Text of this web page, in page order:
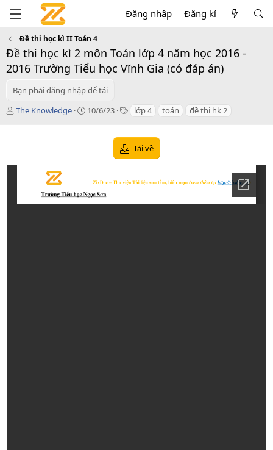
Đăng nhập Đăng kí
Đề thi học kì II Toán 4
Đề thi học kì 2 môn Toán lớp 4 năm học 2016 -
2016 Trường Tiểu học Vĩnh Gia (có đáp án)
Bạn phải đăng nhập để tải
T
ả
The Knowledge
C
d
10/6/23
T lớp 4 toán đề thi hk 2
Tải về